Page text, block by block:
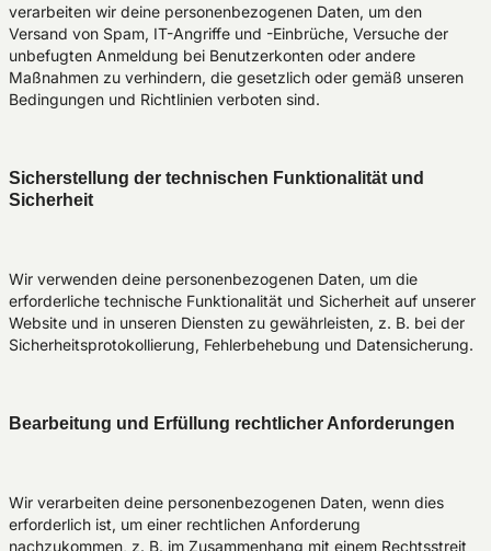
verarbeiten wir deine personenbezogenen Daten, um den
Versand von Spam, IT-Angriffe und -Einbrüche, Versuche der
unbefugten Anmeldung bei Benutzerkonten oder andere
Maßnahmen zu verhindern, die gesetzlich oder gemäß unseren
Bedingungen und Richtlinien verboten sind.
Sicherstellung der technischen Funktionalität und
Sicherheit
Wir verwenden deine personenbezogenen Daten, um die
erforderliche technische Funktionalität und Sicherheit auf unserer
Website und in unseren Diensten zu gewährleisten, z. B. bei der
Sicherheitsprotokollierung, Fehlerbehebung und Datensicherung.
Bearbeitung und Erfüllung rechtlicher Anforderungen
Wir verarbeiten deine personenbezogenen Daten, wenn dies
erforderlich ist, um einer rechtlichen Anforderung
nachzukommen, z. B. im Zusammenhang mit einem Rechtsstreit